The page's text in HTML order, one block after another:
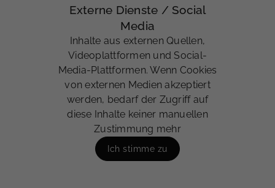
Externe Dienste / Social
Media
Inhalte aus externen Quellen,
Videoplattformen und Social-
Media-Plattformen. Wenn Cookies
von externen Medien akzeptiert
werden, bedarf der Zugriff auf
diese Inhalte keiner manuellen
Zustimmung mehr
Ich stimme zu